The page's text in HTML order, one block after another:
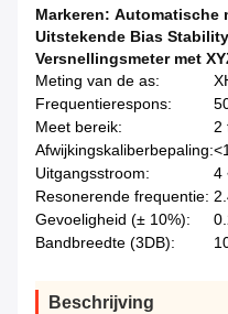
Markeren: Automatische
Uitstekende Bias
Versnellingsmeter met
Meting van de as:
Frequentierespons:
Meet bereik:
2
Afwijkingskaliberbepaling:
Uitgangsstroom:
4
Resonerende frequentie:
Gevoeligheid (± 10%):
Bandbreedte (3DB):
Beschrijving